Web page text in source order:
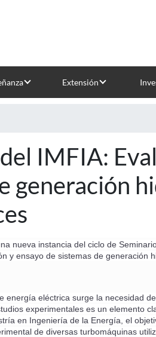
Extensión
IMFIA:
generación
nueva instancia del ciclo de
y ensayo de sistemas de generación
energía eléctrica surge la necesidad
experimentales es un elemento
en Ingeniería de la Energía, el
de diversas turbomáquinas